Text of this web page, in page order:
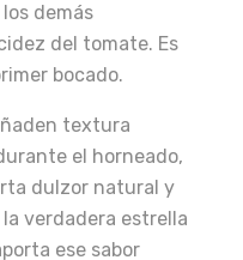
demás
del tomate. Es
bocado.
textura
el horneado,
dulzor natural y
verdadera estrella
ese sabor